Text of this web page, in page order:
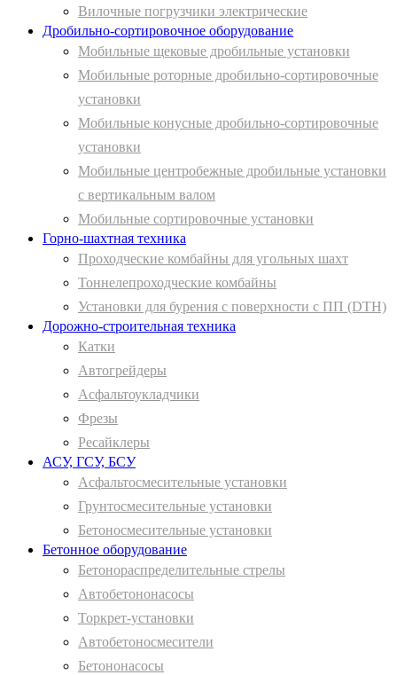
Вилочные погрузчики электрические
Дробильно-сортировочное оборудование
Мобильные щековые дробильные установки
Мобильные роторные дробильно-сортировочные
установки
Мобильные конусные дробильно-сортировочные
установки
Мобильные центробежные дробильные установки
с вертикальным валом
Мобильные сортировочные установки
Горно-шахтная техника
Проходческие комбайны для угольных шахт
Тоннелепроходческие комбайны
Установки для бурения с поверхности с ПП (DTH)
Дорожно-строительная техника
Катки
Автогрейдеры
Асфальтоукладчики
Фрезы
Ресайклеры
АСУ, ГСУ, БСУ
Асфальтосмесительные установки
Грунтосмесительные установки
Бетоносмесительные установки
Бетонное оборудование
Бетонораспределительные стрелы
Автобетононасосы
Торкрет-установки
Автобетоносмесители
Бетононасосы